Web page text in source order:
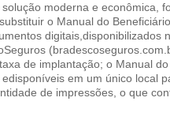
moderna e econômica,
o Manual do
digitais,disponibilizados
de implantação; o Manual
em um único local
de impressões, o que